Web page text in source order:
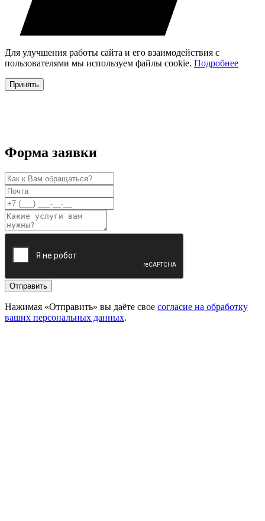
Для улучшения работы сайта и его взаимодействия с
пользователями мы используем файлы cookie. Подробнее
Принять
Форма заявки
Отправить
Нажимая «Отправить» вы даёте свое согласие на обработку
ваших персональных данных.